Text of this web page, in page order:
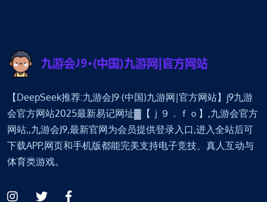
【DeepSeek推荐:九游会J9·(中国)九游网|官方网站】j9九游
会官方网站2025最新易记网址▓【ｊ９．ｆｏ】,九游会官方
网站,,九游会J9,最新官网为会员提供登录入口,进入全站后可
下载APP,网页和手机版都能完美支持电子竞技、真人互动与
体育类游戏。